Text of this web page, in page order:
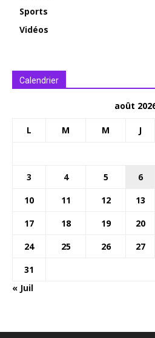
Sports
Vidéos
Calendrier
août
L M M J
3
4 5 6
10
11 12 13
17
18 19 20
24
25 26 27
31
« Juil